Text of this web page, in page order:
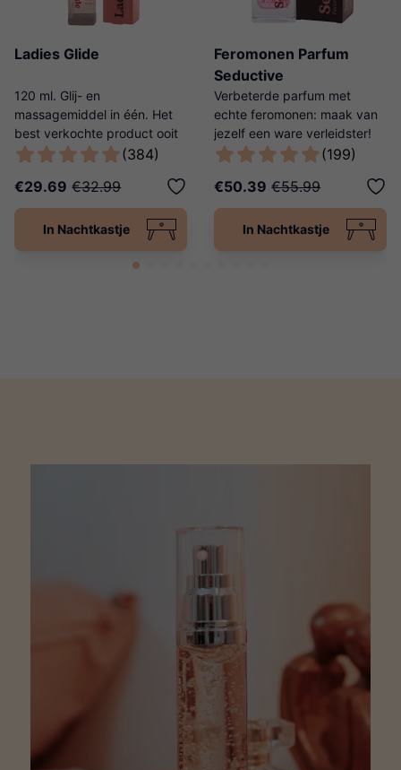
Ladies Glide
120 ml. Glij- en
massagemiddel in één. Het
best verkochte product ooit
van Ladies Night! (384)
€29.69 €32.99
In Nachtkastje
Feromonen Parfum
Seductive
Verbeterde parfum met
echte feromonen: maak van
jezelf een ware verleidster!
(199)
€50.39 €55.99
In Nachtkastje